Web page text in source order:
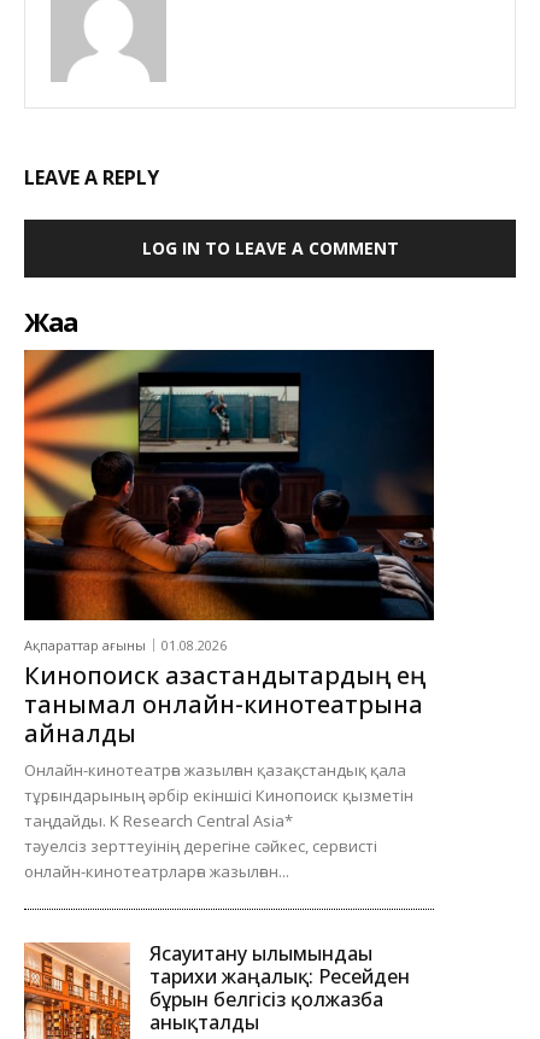
LEAVE A REPLY
LOG IN TO LEAVE A COMMENT
Жаңа
Ақпараттар ағыны 01.08.2026
Кинопоиск қазақстандықтардың ең
танымал онлайн-кинотеатрына
айналды
Онлайн-кинотеатрға жазылған қазақстандық қала
тұрғындарының әрбір екіншісі Кинопоиск қызметін
таңдайды. K Research Central Asia*
тәуелсіз зерттеуінің дерегіне сәйкес, сервисті
онлайн-кинотеатрларға жазылған...
Ясауитану ғылымындағы
тарихи жаңалық: Ресейден
бұрын белгісіз қолжазба
анықталды